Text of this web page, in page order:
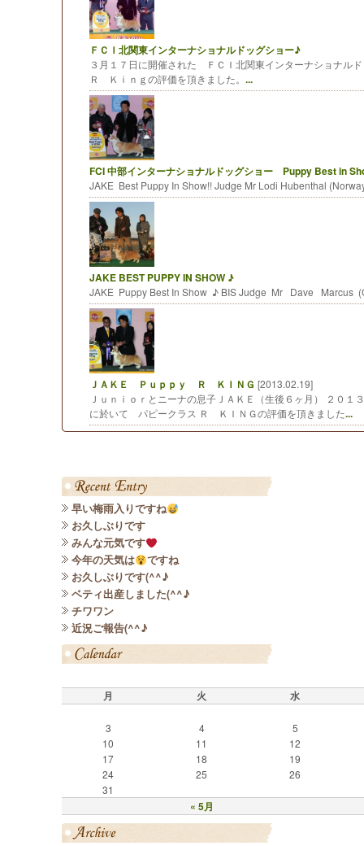
ＦＣＩ北関東インターナショナルドッグショー♪
３月１７日に開催された ＦＣＩ北関東インターナショナ
Ｒ Ｋｉｎｇの評価を頂きました。 ...
FCI 中部インターナショナルドッグショー Puppy Best in
JAKE Best Puppy In Show!! Judge Mr Lodi Hubenthal
JAKE BEST PUPPY IN SHOW ♪
JAKE Puppy Best In Show ♪ BIS Judge Mr Dave Marcus
ＪＡＫＥ Ｐｕｐｐｙ Ｒ ＫＩＮＧ [2013.02.19]
Ｊｕｎｉｏｒとニーナの息子ＪＡＫＥ（生後６ヶ月） ２０
に於いて パピークラス Ｒ ＫＩＮＧの評価を頂きました...
早い梅雨入りですね
お久しぶりです
みんな元気です
今年の天気は
ですね
お久しぶりです(^^♪
ベティ出産しました(^^♪
チワワン
近況ご報告(^^♪
月 火 水
« 5月
3 4
5
10
11
12
17
18
19
24
25
26
31